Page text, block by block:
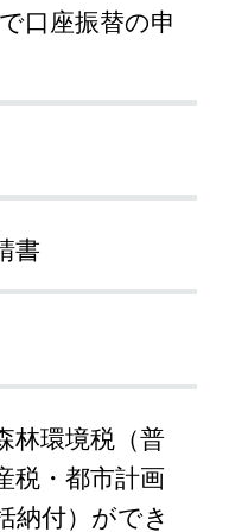
口座振替の申
書
林環境税（普
税・都市計画
納付）ができ